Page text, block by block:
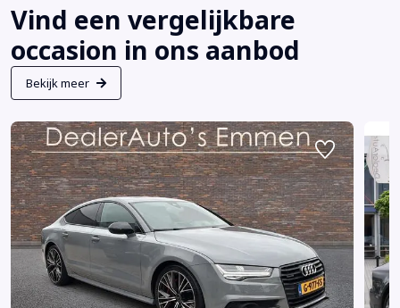
Vind een vergelijkbare
occasion in ons aanbod
Bekijk meer